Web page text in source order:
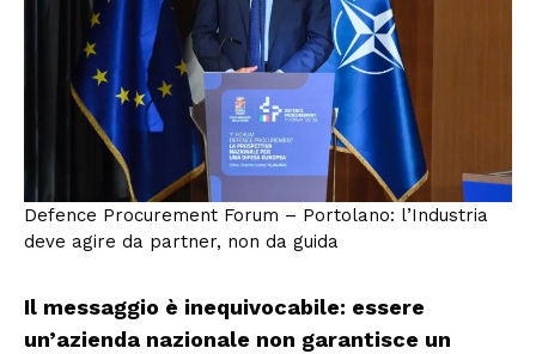
Defence Procurement Forum – Portolano: l’Industria
deve agire da partner, non da guida
Il messaggio è inequivocabile: essere
un’azienda nazionale non garantisce un